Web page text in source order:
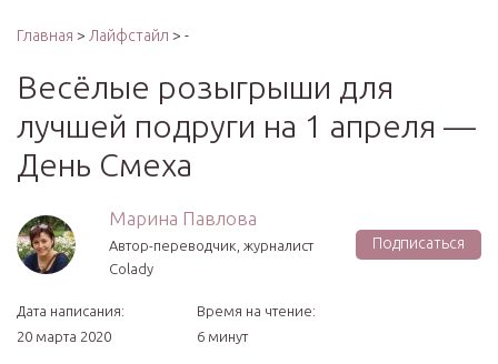
Главная > Лайфстайл > -
Весёлые розыгрыши для
лучшей подруги на 1 апреля —
День Смеха
Марина Павлова
Автор-переводчик, журналист
Colady
Подписаться
Дата написания:
20 марта 2020
Время на чтение:
6 минут